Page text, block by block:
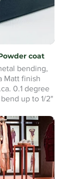
coat
bending,
Matt finish
0.1 degree
up to 1/2"